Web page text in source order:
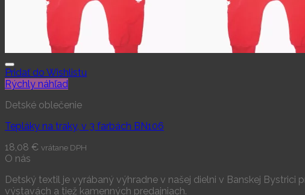
Pridať do Wishlistu
Rýchly náhľad
Detské oblečenie
Tepláky na traky, v 3 farbách BN106
18,08 € vrátane DPH
O nás
Detský textil je vyrábaný výhradne v našej dielni v Banskej
výstavách a tiež kamenných predajniach.